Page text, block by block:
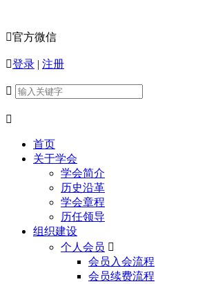
官方微信
登录 | 注册


首页
关于学会
学会简介
历史沿革
学会章程
历任领导
组织建设
个人会员 
会员入会流程
会员续费流程